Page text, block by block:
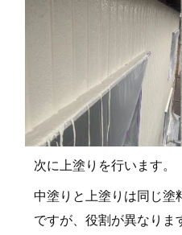
次に上塗りを行います。
中塗りと上塗りは同じ塗
ですが、役割が異なりま